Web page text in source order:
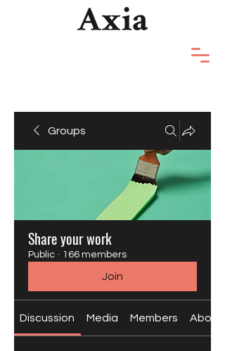
Groups
Share your work
Public · 166 members
Join
Discussion Media Members About